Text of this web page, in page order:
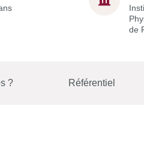
de
? Référentiel